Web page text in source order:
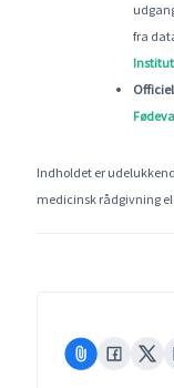
fra
Indholdet er
medicinsk rådgivning